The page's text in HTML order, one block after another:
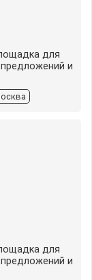
для
и
для
и